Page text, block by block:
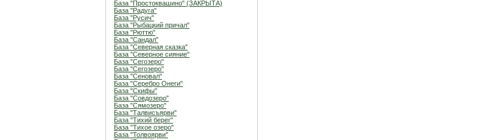
База "Простоквашино" (ЗАКРЫТА)
База "Радуга"
База "Русич"
База "Рыбацкий причал"
База "Рюттю"
База "Сандал"
База "Северная сказка"
База "Северное сияние"
База "Сегозеро"
База "Сегозеро"
База "Сеновал"
База "Серебро Онеги"
База "Скифы"
База "Совдозеро"
База "Сямозеро"
База "Талвисъярви"
База "Тихий берег"
База "Тихое озеро"
База "Толвоярви"